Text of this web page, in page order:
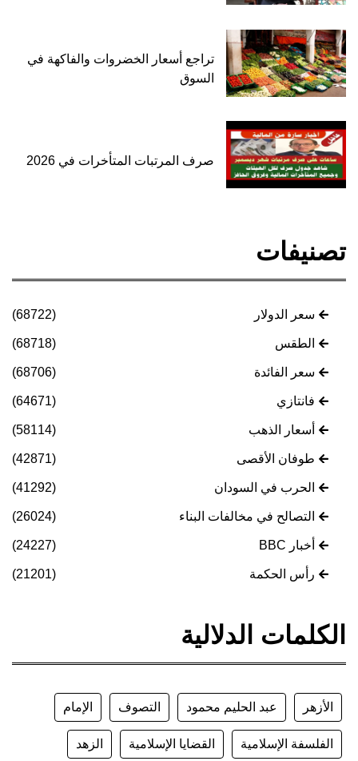
تراجع أسعار الخضروات والفاكهة في
السوق
صرف المرتبات المتأخرات في 2026
تصنيفات
سعر الدولار (68722)
الطقس (68718)
سعر الفائدة (68706)
فانتازي (64671)
أسعار الذهب (58114)
طوفان الأقصى (42871)
الحرب في السودان (41292)
التصالح في مخالفات البناء (26024)
أخبار BBC (24227)
رأس الحكمة (21201)
الكلمات الدلالية
الأزهر عبد الحليم محمود التصوف الإمام
الفلسفة الإسلامية القضايا الإسلامية الزهد